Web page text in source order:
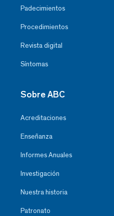
Padecimientos
Procedimientos
Revista digital
Síntomas
Sobre ABC
Acreditaciones
Enseñanza
Informes Anuales
Investigación
Nuestra historia
Patronato